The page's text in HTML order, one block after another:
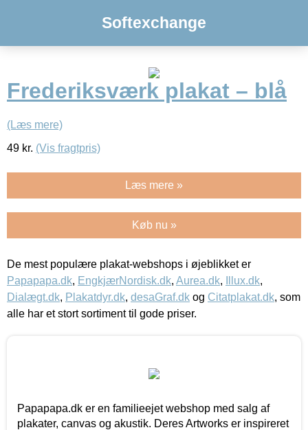
Softexchange
Frederiksværk plakat – blå
(Læs mere)
49 kr. (Vis fragtpris)
Læs mere »
Køb nu »
De mest populære plakat-webshops i øjeblikket er
Papapapa.dk, EngkjærNordisk.dk, Aurea.dk, Illux.dk,
Dialægt.dk, Plakatdyr.dk, desaGraf.dk og Citatplakat.dk, som
alle har et stort sortiment til gode priser.
Papapapa.dk er en familieejet webshop med salg af
plakater, canvas og akustik. Deres Artworks er inspireret